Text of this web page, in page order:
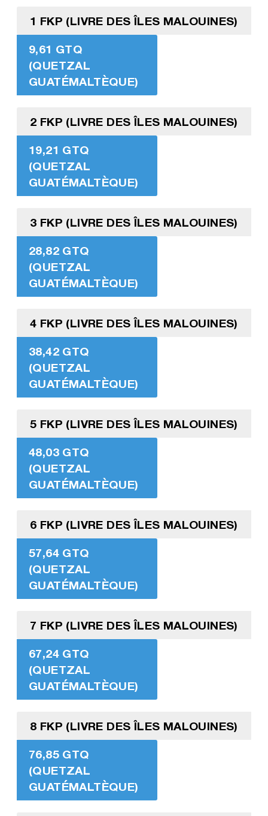
1 FKP (LIVRE DES ÎLES MALOUINES)
9,61 GTQ
(QUETZAL
GUATÉMALTÈQUE)
2 FKP (LIVRE DES ÎLES MALOUINES)
19,21 GTQ
(QUETZAL
GUATÉMALTÈQUE)
3 FKP (LIVRE DES ÎLES MALOUINES)
28,82 GTQ
(QUETZAL
GUATÉMALTÈQUE)
4 FKP (LIVRE DES ÎLES MALOUINES)
38,42 GTQ
(QUETZAL
GUATÉMALTÈQUE)
5 FKP (LIVRE DES ÎLES MALOUINES)
48,03 GTQ
(QUETZAL
GUATÉMALTÈQUE)
6 FKP (LIVRE DES ÎLES MALOUINES)
57,64 GTQ
(QUETZAL
GUATÉMALTÈQUE)
7 FKP (LIVRE DES ÎLES MALOUINES)
67,24 GTQ
(QUETZAL
GUATÉMALTÈQUE)
8 FKP (LIVRE DES ÎLES MALOUINES)
76,85 GTQ
(QUETZAL
GUATÉMALTÈQUE)